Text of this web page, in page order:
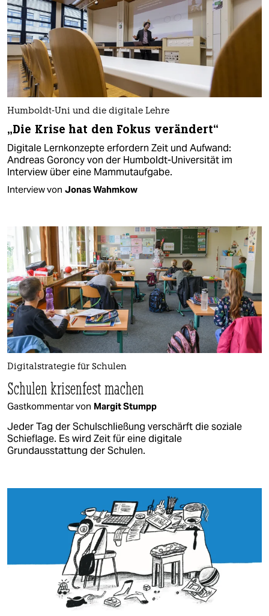
Humboldt-Uni und die digitale Lehre
„Die Krise hat den Fokus verändert“
Digitale Lernkonzepte erfordern Zeit und Aufwand:
Andreas Goroncy von der Humboldt-Universität im
Interview über eine Mammutaufgabe.
Interview von Jonas Wahmkow
Digitalstrategie für Schulen
Schulen krisenfest machen
Gastkommentar von Margit Stumpp
Jeder Tag der Schulschließung verschärft die soziale
Schieflage. Es wird Zeit für eine digitale
Grundausstattung der Schulen.